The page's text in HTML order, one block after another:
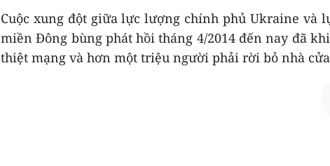
Cuộc xung đột giữa lực lượng chính phủ Ukraine và
miền Đông bùng phát hồi tháng 4/2014 đến nay đã
thiệt mạng và hơn một triệu người phải rời bỏ nhà